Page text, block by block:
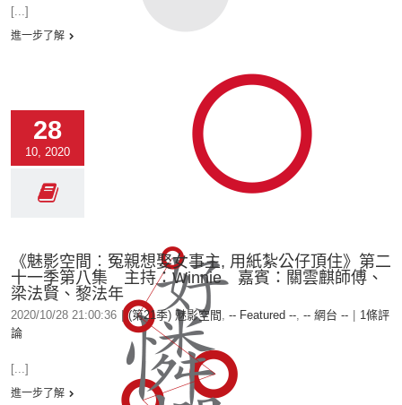
[...]
進一步了解
28
10, 2020
《魅影空間︰冤親想娶女事主, 用紙紮公仔頂住》第二
十一季第八集 主持：Winnie 嘉賓：關雲麒師傅、
梁法賢、黎法年
2020/10/28 21:00:36 | (第21季) 魅影空間 , -- Featured --, -- 網台 --
1條評
論
[...]
進一步了解